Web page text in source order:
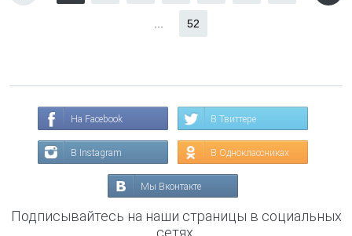
52
На Facebook В Твиттере
В Instagram В Одноклассниках
Мы Вконтакте
Подписывайтесь на наши страницы в социальных
сетях.